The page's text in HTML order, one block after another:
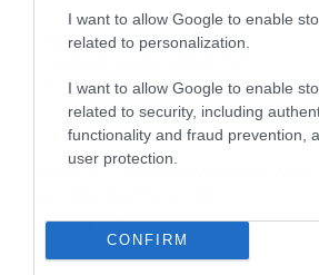
I want to allow Google to enable
related to personalization.
I want to allow Google to enable
related to security, including
functionality and fraud prevention,
user protection.
CONFIRM
Το Release Athens
καλύτερες μουσικές
αναμνήσεις
05/08/2026 21:23
Καιρός: Σάκης Αρναούτογλου
Παναγίας
04/08/2026 22:07